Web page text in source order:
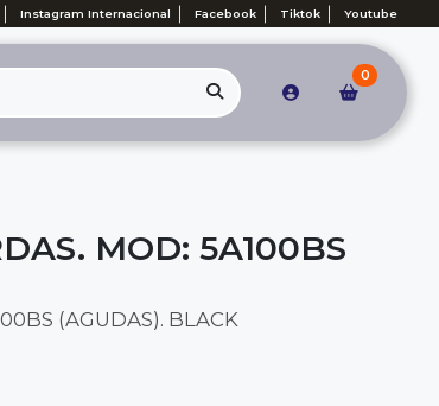
Instagram Internacional Facebook Tiktok Youtube
0
MOD: 5A100BS
(AGUDAS). BLACK